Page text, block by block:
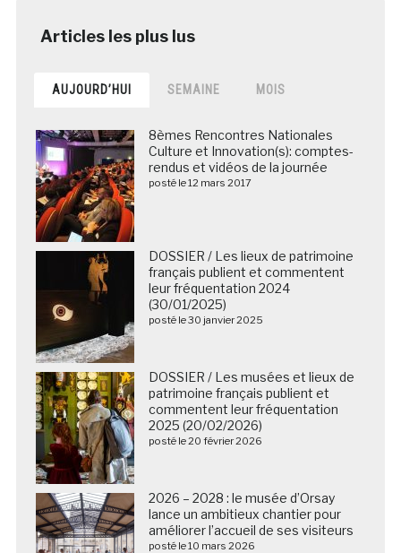
AUJOURD’HUI SEMAINE MOIS
8èmes Rencontres Nationales
Culture et Innovation(s): comptes-
rendus et vidéos de la journée
posté le 12 mars 2017
DOSSIER / Les lieux de patrimoine
français publient et commentent
leur fréquentation 2024
(30/01/2025)
posté le 30 janvier 2025
DOSSIER / Les musées et lieux de
patrimoine français publient et
commentent leur fréquentation
2025 (20/02/2026)
posté le 20 février 2026
2026 – 2028 : le musée d’Orsay
lance un ambitieux chantier pour
améliorer l’accueil de ses visiteurs
posté le 10 mars 2026